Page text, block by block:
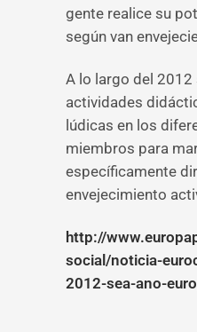
gente realice su
según van
A lo largo del 2012
actividades
lúdicas en los
miembros para
específicamente
envejecimiento
http://
social/noticia-
2012-sea-ano-